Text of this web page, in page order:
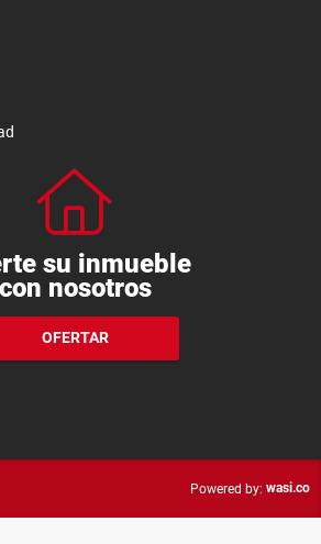
su inmueble
con nosotros
OFERTAR
Powered by: wasi.co